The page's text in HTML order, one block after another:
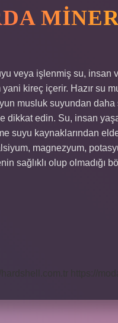
veya işlenmiş su,
kireç içerir. Hazır su
musluk suyundan
dikkat edin. Su, insan
suyu kaynaklarından
magnezyum,
sağlıklı olup olmadığı